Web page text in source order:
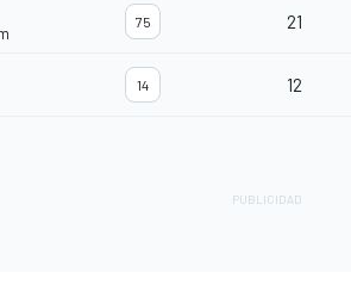
75 21
14 12